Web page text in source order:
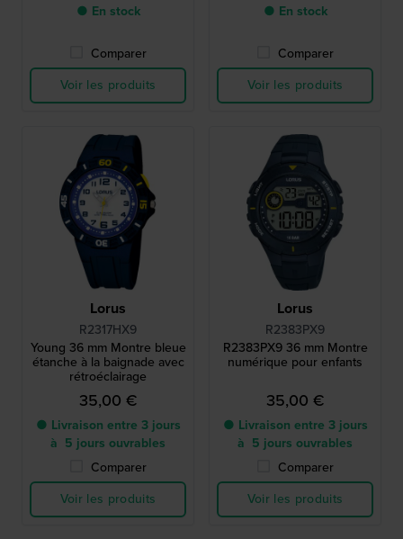
● En stock
Comparer
Voir les produits
● En stock
Comparer
Voir les produits
Lorus
R2317HX9
Young 36 mm Montre bleue
étanche à la baignade avec
rétroéclairage
35,00 €
● Livraison entre 3 jours
à 5 jours ouvrables
Comparer
Voir les produits
Lorus
R2383PX9
R2383PX9 36 mm Montre
numérique pour enfants
35,00 €
● Livraison entre 3 jours
à 5 jours ouvrables
Comparer
Voir les produits